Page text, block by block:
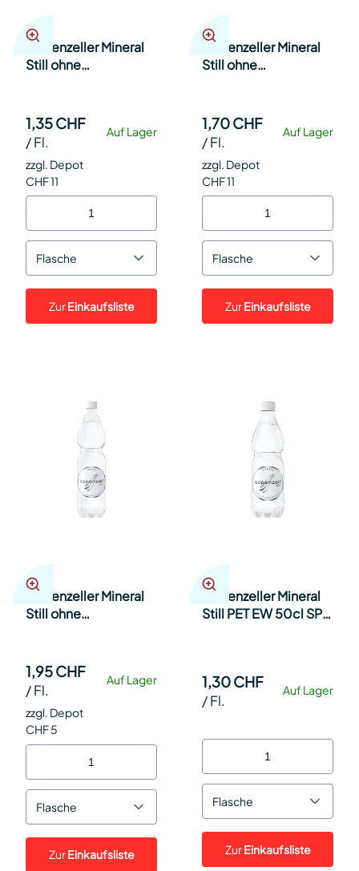
Appenzeller Mineral
Still ohne
Auf Lager
1,35 CHF
/Fl.
zzgl. Depot
CHF 11
Flasche
ZurEinkaufsliste
Appenzeller Mineral
Still ohne
Auf Lager
1,70 CHF
/Fl.
zzgl. Depot
CHF 11
Flasche
ZurEinkaufsliste
Appenzeller Mineral
Still ohne
Auf Lager
1,95 CHF
/Fl.
zzgl. Depot
CHF 5
Flasche
ZurEinkaufsliste
Appenzeller Mineral
Still PET EW 50cl SP
Auf Lager
1,30 CHF
/Fl.
Flasche
ZurEinkaufsliste